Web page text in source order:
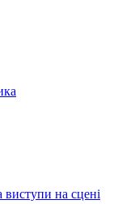
виступи на сцені